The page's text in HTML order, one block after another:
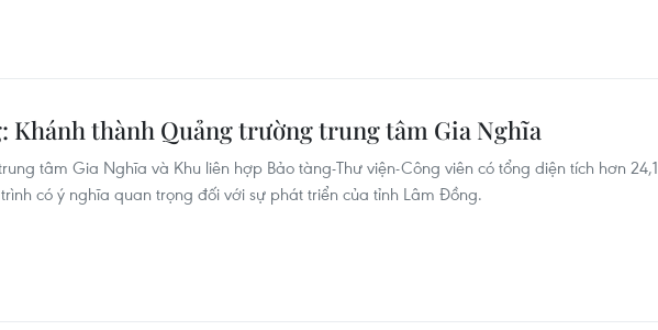
Khánh thành Quảng trường trung tâm Gia Nghĩa
tâm Gia Nghĩa và Khu liên hợp Bảo tàng-Thư viện-Công viên có tổng diện tích hơn 24,1
có ý nghĩa quan trọng đối với sự phát triển của tỉnh Lâm Đồng.